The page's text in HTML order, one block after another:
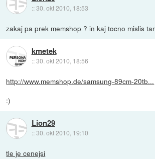
::30. okt 2010, 18:53
zakaj pa prek memshop ? in kaj tocno mislis
kmetek
::30. okt 2010, 18:56
http://www.memshop.de/samsung-89cm-20tb...
:)
Lion29
::30. okt 2010, 19:10
tle je cenejsi